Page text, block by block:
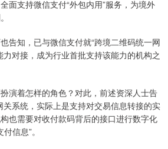
面支持微信支付“外包内用”服务，为境外
知，已与微信支付就“跨境二维码统一网
力对接，成为行业首批支持该能力的机构之
着怎样的角色？对此，前述资深人士告
关系统，实际上是支持对交易信息转接的实
也需要对收付款码背后的接口进行数字化
信息”。